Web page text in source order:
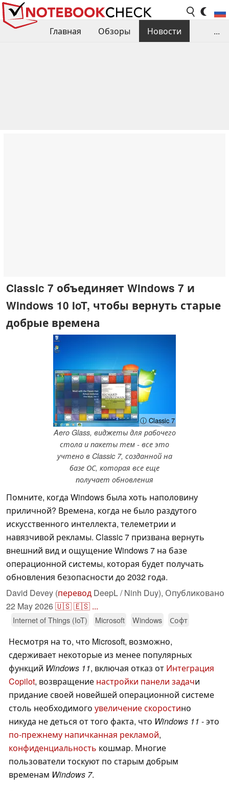
Главная Обзоры
Новости
...
Classic 7 объединяет Windows 7 и
Windows 10 IoT, чтобы вернуть старые
добрые времена
ⓘ Classic 7
Aero Glass, виджеты для рабочего
стола и пакеты тем - все это
учтено в Classic 7, созданной на
базе ОС, которая все еще
получает обновления
Помните, когда Windows была хоть наполовину
приличной? Времена, когда не было раздутого
искусственного интеллекта, телеметрии и
навязчивой рекламы. Classic 7 призвана вернуть
внешний вид и ощущение Windows 7 на базе
операционной системы, которая будет получать
обновления безопасности до 2032 года.
David Devey (перевод DeepL / Ninh Duy), Опубликовано
22 May 2026🇺🇸🇪🇸 ...
Internet of Things (IoT) Microsoft Windows Софт
Несмотря на то, что Microsoft, возможно,
сдерживает некоторые из менее популярных
функций Windows 11, включая отказ от Интеграция
Copilot, возвращение настройки панели задачи
придание своей новейшей операционной системе
столь необходимого увеличение скоростино
никуда не деться от того факта, что Windows 11 - это
по-прежнему напичканная рекламой,
конфиденциальность кошмар. Многие
пользователи тоскуют по старым добрым
временам Windows 7.